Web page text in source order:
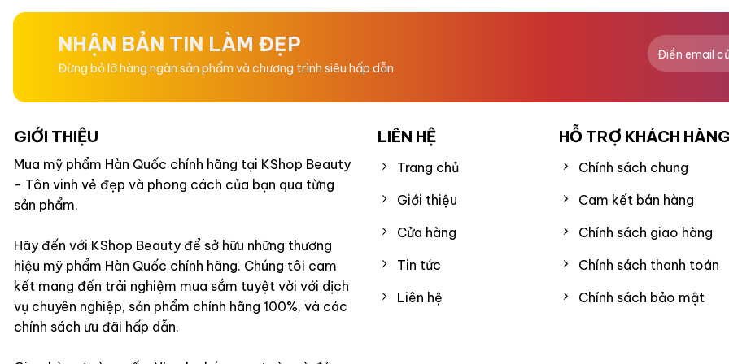
Bên cạnh đó, EXOSOME còn là vật chứa. Chúng chứa các hoạt chất bên trong
tăng khả năng phục hồi và tiếp nhận dưỡng chất. Từ đó giúp da khoẻ mạnh, chữa
Kem khoá bóng đa tầng
Dưỡng ẩm, phục hồi tổn thương trên da
Ngăn ngừa mất nước, cân bằng màng NMF
CHẤT LIỆU VỎ: NHỰA CAO CẤP
5
5
5
NHẬN BẢN TIN LÀM ĐẸP
Đừng bỏ lỡ hàng ngàn sản phẩm và chương trình siêu hấp dẫn
GIỚI THIỆU
Mua mỹ phẩm Hàn Quốc chính hãng tại KShop Beauty
- Tôn vinh vẻ đẹp và phong cách của bạn qua từng
sản phẩm.
Hãy đến với KShop Beauty để sở hữu những thương
hiệu mỹ phẩm Hàn Quốc chính hãng. Chúng tôi cam
kết mang đến trải nghiệm mua sắm tuyệt vời với dịch
vụ chuyên nghiệp, sản phẩm chính hãng 100%, và các
chính sách ưu đãi hấp dẫn.
LIÊN HỆ
Trang chủ
Giới thiệu
Cửa hàng
Tin tức
Liên hệ
HỖ TRỢ KHÁCH HÀNG
Chính sách chung
Cam kết bán hàng
Chính sách giao hàng
Chính sách thanh toán
Chính sách bảo mật